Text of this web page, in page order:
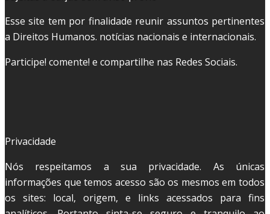
Esse site tem por finalidade reunir assuntos pertinentes
a Direitos Humanos. notícias nacionais e internacionais.
Participe! comente! e compartilhe nas Redes Sociais.
Privacidade
Nós respeitamos a sua privacidade. As únicas
informações que temos acesso são os mesmos em todos
os sites: local, origem, e links acessados para fins